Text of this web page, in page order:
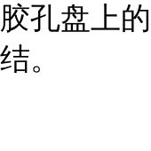
胶孔盘上
结。